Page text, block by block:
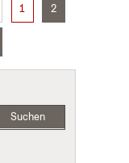
1 2
Suchen